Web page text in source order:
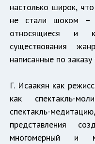
настолько широк,
не стали шоком –
относящиеся и
существования
написанные по заказу
Г. Исаакян как
как спектакль-
спектакль-
представления
многомерный и